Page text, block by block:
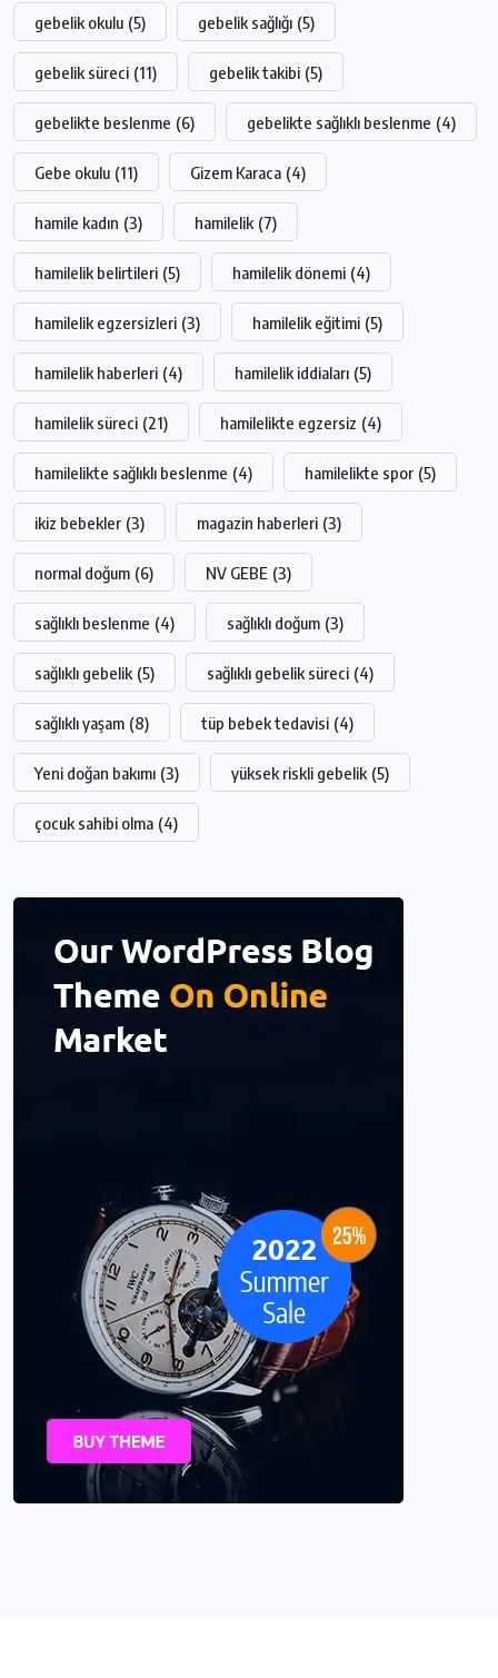
gebelik okulu (5) gebelik sağlığı (5)
gebelik süreci (11) gebelik takibi (5)
gebelikte beslenme (6) gebelikte sağlıklı beslenme (4)
Gebe okulu (11) Gizem Karaca (4)
hamile kadın (3) hamilelik (7)
hamilelik belirtileri (5) hamilelik dönemi (4)
hamilelik egzersizleri (3) hamilelik eğitimi (5)
hamilelik haberleri (4) hamilelik iddiaları (5)
hamilelik süreci (21) hamilelikte egzersiz (4)
hamilelikte sağlıklı beslenme (4) hamilelikte spor (5)
ikiz bebekler (3) magazin haberleri (3)
normal doğum (6) NV GEBE (3)
sağlıklı beslenme (4) sağlıklı doğum (3)
sağlıklı gebelik (5) sağlıklı gebelik süreci (4)
sağlıklı yaşam (8) tüp bebek tedavisi (4)
Yeni doğan bakımı (3) yüksek riskli gebelik (5)
çocuk sahibi olma (4)